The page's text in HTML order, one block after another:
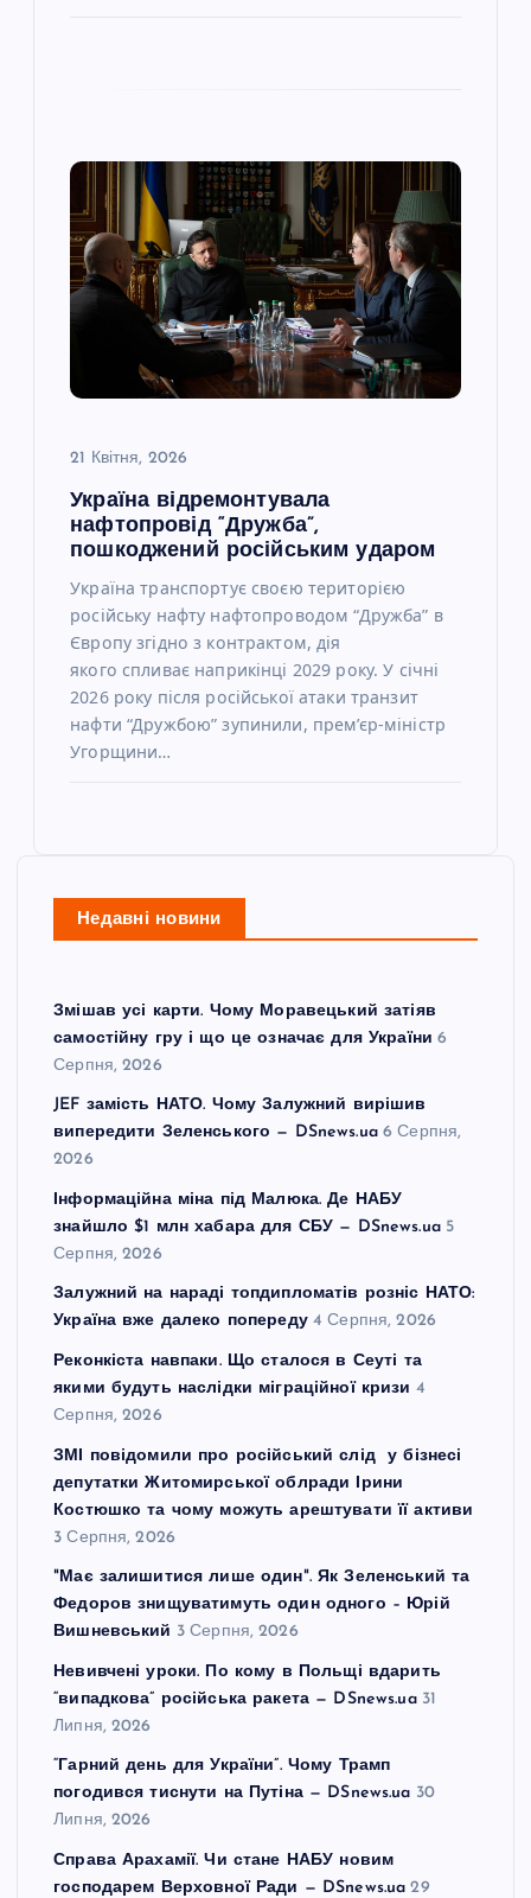
21 Квітня, 2026
Україна відремонтувала
нафтопровід “Дружба”,
пошкоджений російським ударом
Україна транспортує своєю територією
російську нафту нафтопроводом “Дружба” в
Європу згідно з контрактом, дія
якого спливає наприкінці 2029 року. У січні
2026 року після російської атаки транзит
нафти “Дружбою” зупинили, прем’єр-міністр
Угорщини…
Недавні новини
Змішав усі карти. Чому Моравецький затіяв
самостійну гру і що це означає для України 6
Серпня, 2026
JEF замість НАТО. Чому Залужний вирішив
випередити Зеленського — DSnews.ua 6 Серпня,
2026
Інформаційна міна під Малюка. Де НАБУ
знайшло $1 млн хабара для СБУ — DSnews.ua 5
Серпня, 2026
Залужний на нараді топдипломатів розніс НАТО:
Україна вже далеко попереду 4 Серпня, 2026
Реконкіста навпаки. Що сталося в Сеуті та
якими будуть наслідки міграційної кризи 4
Серпня, 2026
ЗМІ повідомили про російський слід у бізнесі
депутатки Житомирської облради Ірини
Костюшко та чому можуть арештувати її активи
3 Серпня, 2026
"Має залишитися лише один". Як Зеленський та
Федоров знищуватимуть один одного – Юрій
Вишневський 3 Серпня, 2026
Невивчені уроки. По кому в Польщі вдарить
“випадкова” російська ракета — DSnews.ua 31
Липня, 2026
“Гарний день для України”. Чому Трамп
погодився тиснути на Путіна — DSnews.ua 30
Липня, 2026
Справа Арахамії. Чи стане НАБУ новим
господарем Верховної Ради — DSnews.ua 29